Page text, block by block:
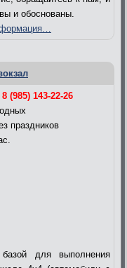
и обоснованы.
8 (985) 143-22-26
праздников
для выполнения